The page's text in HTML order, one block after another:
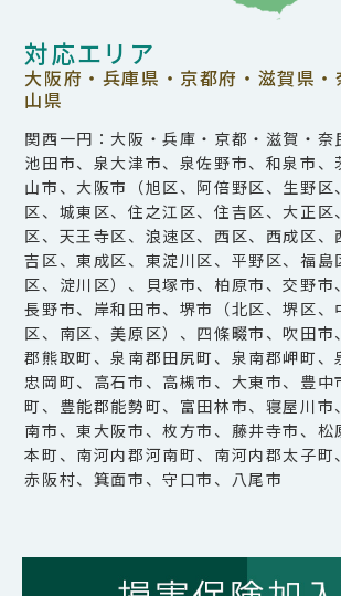
対応エリア
大阪府・兵庫県・京都府・滋賀県
山県
関西一円：大阪・兵庫・京都・滋賀・奈
池田市、泉大津市、泉佐野市、和泉市、
山市、大阪市（旭区、阿倍野区、生野区
区、城東区、住之江区、住吉区、大正区
区、天王寺区、浪速区、西区、西成区、
吉区、東成区、東淀川区、平野区、福島
区、淀川区）、貝塚市、柏原市、交野市
長野市、岸和田市、堺市（北区、堺区、
区、南区、美原区）、四條畷市、吹田市
郡熊取町、泉南郡田尻町、泉南郡岬町、
忠岡町、高石市、高槻市、大東市、豊中
町、豊能郡能勢町、富田林市、寝屋川市
南市、東大阪市、枚方市、藤井寺市、松
本町、南河内郡河南町、南河内郡太子町
赤阪村、箕面市、守口市、八尾市